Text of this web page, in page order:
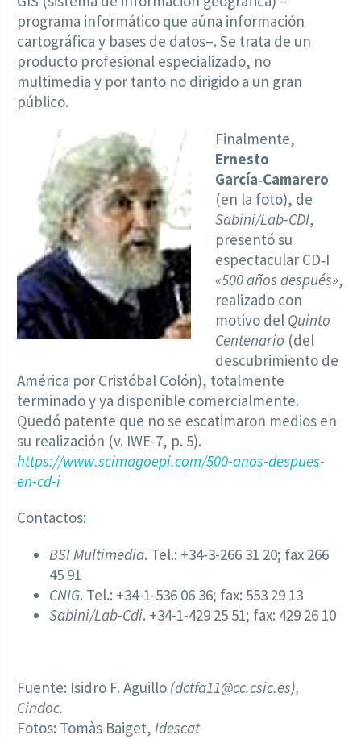
programa informático que aúna información
cartográfica y bases de datos–. Se trata de un
producto profesional especializado, no
multimedia y por tanto no dirigido a un gran
público.
Finalmente,
Ernesto
García‑Camarero
(en la foto), de
Sabini/Lab-CDI,
presentó su
espectacular CD‑I
«500 años después»,
realizado con
motivo del Quinto
Centenario (del
descubrimiento de
América por Cristóbal Colón), totalmente
terminado y ya disponible comercialmente.
Quedó patente que no se escatimaron medios en
su realización (v. IWE-7, p. 5).
https://www.scimagoepi.com/500-anos-despues-
en-cd-i
Contactos:
BSI Multimedia. Tel.: +34-3-266 31 20; fax 266
45 91
CNIG. Tel.: +34-1-536 06 36; fax: 553 29 13
Sabini/Lab-Cdi. +34-1-429 25 51; fax: 429 26 10
Fuente: Isidro F. Aguillo (dctfa11@cc.csic.es),
Cindoc.
Fotos: Tomàs Baiget, Idescat